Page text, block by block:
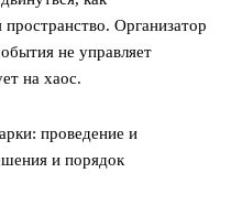
пространство. Организатор
не управляет
на хаос.